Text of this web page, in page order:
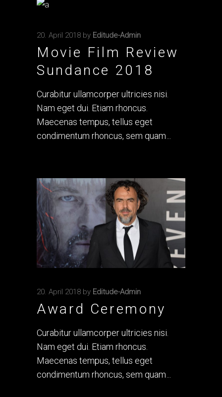
20. April 2018 by Editude-Admin
Movie Film Review
Sundance 2018
Curabitur ullamcorper ultricies nisi.
Nam eget dui. Etiam rhoncus.
Maecenas tempus, tellus eget
condimentum rhoncus, sem quam
20. April 2018 by Editude-Admin
Award Ceremony
Curabitur ullamcorper ultricies nisi.
Nam eget dui. Etiam rhoncus.
Maecenas tempus, tellus eget
condimentum rhoncus, sem quam